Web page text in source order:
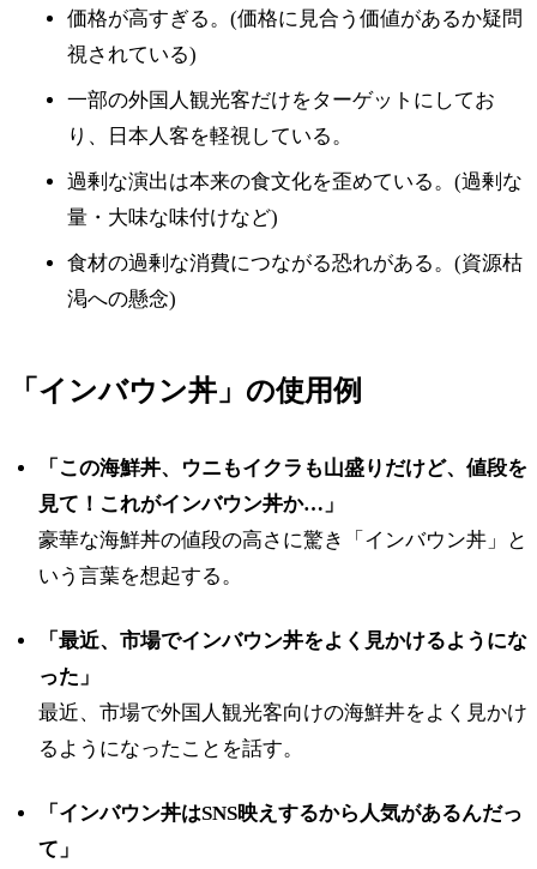
価格が高すぎる。(価格に見合う価値があるか疑問
視されている)
一部の外国人観光客だけをターゲットにしてお
り、日本人客を軽視している。
過剰な演出は本来の食文化を歪めている。(過剰な
量・大味な味付けなど)
食材の過剰な消費につながる恐れがある。(資源枯
渇への懸念)
「インバウン丼」の使用例
「この海鮮丼、ウニもイクラも山盛りだけど、値段を
見て！これがインバウン丼か…」
豪華な海鮮丼の値段の高さに驚き「インバウン丼」と
いう言葉を想起する。
「最近、市場でインバウン丼をよく見かけるようにな
った」
最近、市場で外国人観光客向けの海鮮丼をよく見かけ
るようになったことを話す。
「インバウン丼はSNS映えするから人気があるんだっ
て」